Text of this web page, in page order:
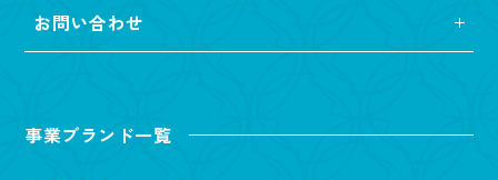
お問い合わせ
事業ブランド一覧